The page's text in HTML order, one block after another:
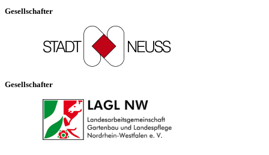
Gesellschafter
Gesellschafter